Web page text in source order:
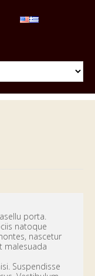
porta.
natoque
nascetur
malesuada
Suspendisse